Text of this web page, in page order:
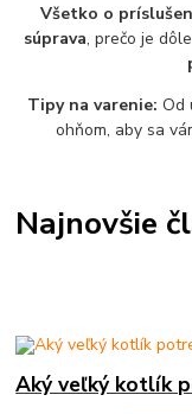
Všetko o
súprava, prečo je
Tipy na varenie: Od
ohňom, aby sa
Najnovšie
Aký veľký kotlík